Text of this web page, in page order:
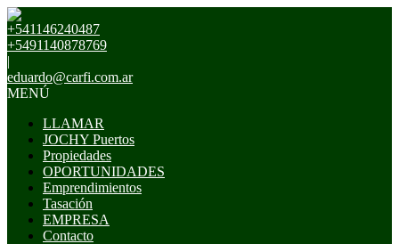
+541146240487
+5491140878769
|
eduardo@carfi.com.ar
MENÚ
LLAMAR
JOCHY Puertos
Propiedades
OPORTUNIDADES
Emprendimientos
Tasación
EMPRESA
Contacto